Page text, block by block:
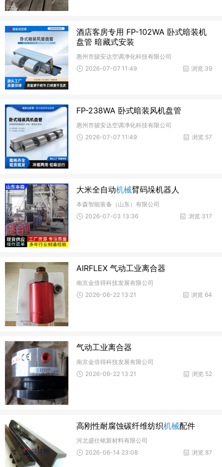
酒店客房专用 FP-102WA 卧式暗装机
盘管 暗藏式安装
惠州市骏安达空调净化科技有限公司
浏览 39
2026-07-07 11:49
FP-238WA 卧式暗装风机盘管
惠州市骏安达空调净化科技有限公司
浏览 57
2026-07-07 11:49
大米全自动机械臂码垛机器人
本森智能装备（山东）有限公司
浏览 317
2026-07-03 13:36
AIRFLEX 气动工业离合器
南京金倍得科技发展有限公司
浏览 64
2026-06-22 13:21
气动工业离合器
南京金倍得科技发展有限公司
浏览 52
2026-06-22 13:21
高刚性耐腐蚀碳纤维纺织机械配件
河北盛仕铭新材料有限公司
浏览 87
2026-06-14 23:08